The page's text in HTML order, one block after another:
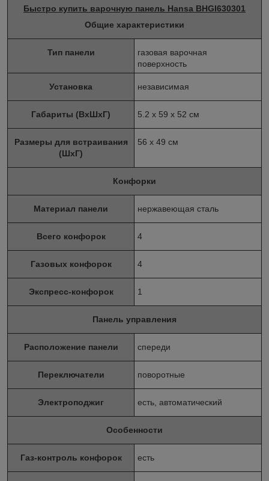
Быстро купить варочную панель Hansa BHGI630301
Общие характеристики
Тип панели
газовая варочная
поверхность
Установка независимая
Габариты (ВхШхГ) 5.2 x 59 x 52 см
Размеры для встраивания
(ШхГ)
56 x 49 см
Конфорки
Материал панели нержавеющая сталь
Всего конфорок 4
Газовых конфорок 4
Экспресс-конфорок 1
Панель управления
Расположение панели спереди
Переключатели поворотные
Электроподжиг есть, автоматический
Особенности
Газ-контроль конфорок есть